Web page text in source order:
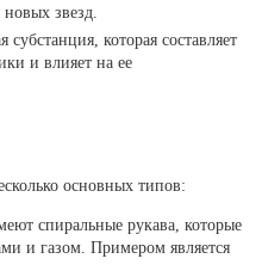
звезд.
субстанция, которая составляет
и влияет на ее
основных типов:
спиральные рукава, которые
и газом. Примером является